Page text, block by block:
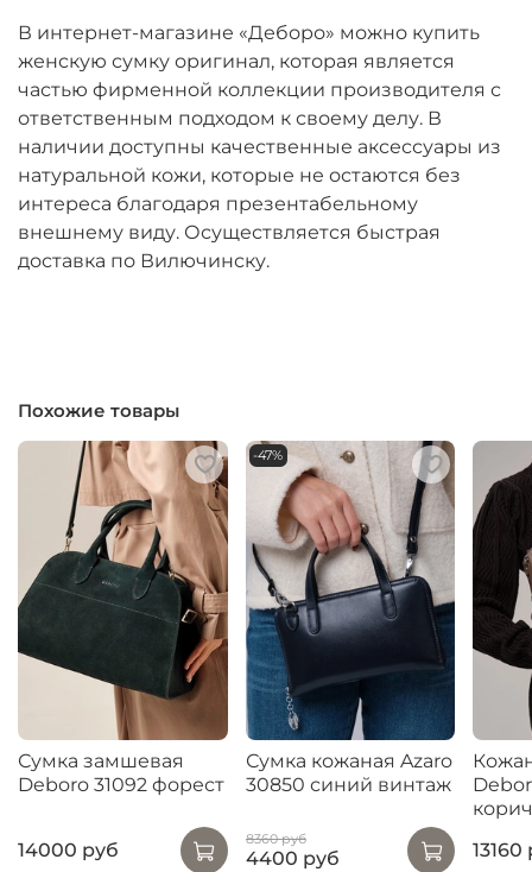
В интернет-магазине «Деборо» можно купить
женскую сумку оригинал, которая является
частью фирменной коллекции производителя с
ответственным подходом к своему делу. В
наличии доступны качественные аксессуары из
натуральной кожи, которые не остаются без
интереса благодаря презентабельному
внешнему виду. Осуществляется быстрая
доставка по Вилючинску.
Похожие товары
Сумка замшевая
Deboro 31092 форест
14000 руб
-47%
Сумка кожаная Azaro
30850 синий винтаж
8360 руб
4400 руб
13160